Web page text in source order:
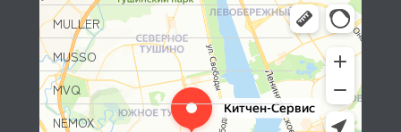
MULLER
MUSSO
MVQ
NEMOX